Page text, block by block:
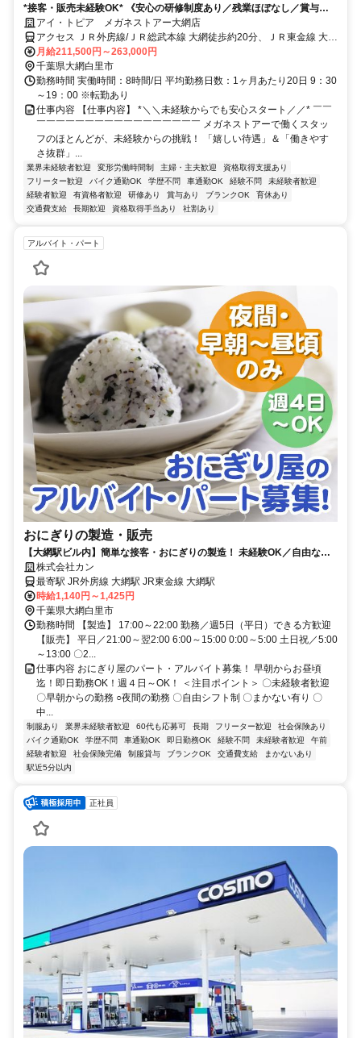
*接客・販売未経験OK* 《安心の研修制度あり／残業ほぼなし／賞与年2
回／インセンティブあり》
アイ・トピア メガネストアー大網店
アクセス ＪＲ外房線/ＪＲ総武本線 大網徒歩約20分、ＪＲ東金線 大網
徒歩約20分、ＪＲ外房線 永田（千葉県）徒歩約31分
月給211,500円～263,000円
千葉県大網白里市
勤務時間 実働時間：8時間/日 平均勤務日数：1ヶ月あたり20日 9：30
～19：00 ※転勤あり
仕事内容 【仕事内容】 *＼＼未経験からでも安心スタート／／* ￣￣
￣￣￣￣￣￣￣￣￣￣￣￣￣￣￣￣￣ メガネストアーで働くスタッ
フのほとんどが、未経験からの挑戦！ 「嬉しい待遇」＆「働きやす
さ抜群」...
業界未経験者歓迎 変形労働時間制 主婦・主夫歓迎
資格取得支援あり
フリーター歓迎
バイク通勤OK 学歴不問 車通勤OK 経験不問
未経験者歓迎
経験者歓迎
有資格者歓迎 研修あり 賞与あり ブランクOK
育休あり
交通費支給
長期歓迎 資格取得手当あり 社割あり
アルバイト・パート
おにぎりの製造・販売
【大網駅ビル内】簡単な接客・おにぎりの製造！ 未経験OK／自由なシ
フト制／中高年活躍中／賄い有
株式会社カン
最寄駅 JR外房線 大網駅 JR東金線 大網駅
時給1,140円～1,425円
千葉県大網白里市
勤務時間 【製造】 17:00～22:00 勤務／週5日（平日）できる方歓迎
【販売】 平日／21:00～翌2:00 6:00～15:00 0:00～5:00 土日祝／5:00
～13:00 〇2...
仕事内容 おにぎり屋のパート・アルバイト募集！ 早朝からお昼頃
迄！即日勤務OK！週４日～OK！ ＜注目ポイント＞ 〇未経験者歓迎
〇早朝からの勤務 ○夜間の勤務 〇自由シフト制 〇まかない有り 〇
中...
制服あり 業界未経験者歓迎 60代も応募可 長期 フリーター歓迎
社会保険あり
バイク通勤OK
学歴不問 車通勤OK 即日勤務OK 経験不問 未経験者歓迎
午前
経験者歓迎
社会保険完備 制服貸与 ブランクOK 交通費支給
まかないあり
駅近5分以内
正社員